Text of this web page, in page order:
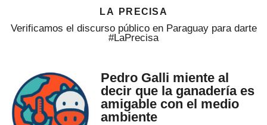
la precisa
Verificamos el discurso público en Paraguay para darte
#LaPrecisa
Pedro Galli miente al
decir que la ganadería es
amigable con el medio
ambiente